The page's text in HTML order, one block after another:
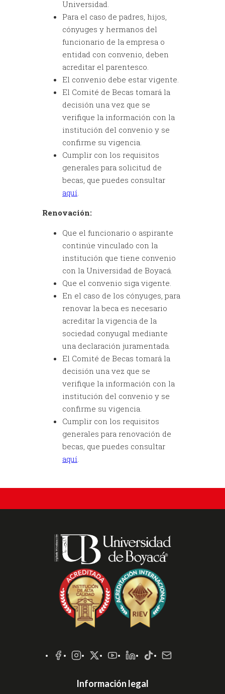
Universidad.
Para el caso de padres, hijos,
cónyuges y hermanos del
funcionario de la empresa o
entidad con convenio, deben
acreditar el parentesco.
El convenio debe estar vigente.
El Comité de Becas tomará la
decisión una vez que se
verifique la información con la
institución del convenio y se
confirme su vigencia.
Cumplir con los requisitos
generales para solicitud de
becas, que puedes consultar
aquí
Renovación:
Que el funcionario o aspirante
continúe vinculado con la
institución que tiene convenio
con la Universidad de Boyacá.
Que el convenio siga vigente.
En el caso de los cónyuges, para
renovar la beca es necesario
acreditar la vigencia de la
sociedad conyugal mediante
una declaración juramentada.
El Comité de Becas tomará la
decisión una vez que se
verifique la información con la
institución del convenio y se
confirme su vigencia.
Cumplir con los requisitos
generales para renovación de
becas, que puedes consultar
aquí
Sociales
Información legal